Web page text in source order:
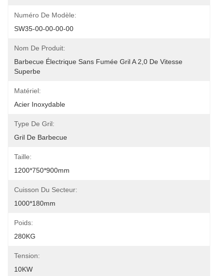
Numéro De Modèle:
SW35-00-00-00-00
Nom De Produit:
Barbecue Électrique Sans Fumée Gril A 2,0 De Vitesse
Superbe
Matériel:
Acier Inoxydable
Type De Gril:
Gril De Barbecue
Taille:
1200*750*900mm
Cuisson Du Secteur:
1000*180mm
Poids:
280KG
Tension:
10KW